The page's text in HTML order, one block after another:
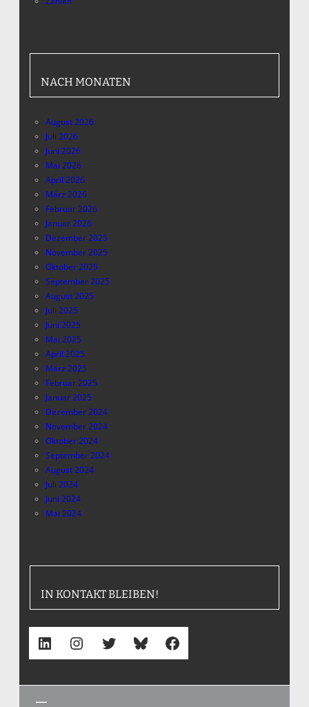
NACH MONATEN
August 2026
Juli 2026
Juni 2026
Mai 2026
April 2026
März 2026
Februar 2026
Januar 2026
Dezember 2025
November 2025
Oktober 2025
September 2025
August 2025
Juli 2025
Juni 2025
Mai 2025
April 2025
März 2025
Februar 2025
Januar 2025
Dezember 2024
November 2024
Oktober 2024
September 2024
August 2024
Juli 2024
Juni 2024
Mai 2024
IN KONTAKT BLEIBEN!
LinkedIn Instagram Twitter Bluesky Facebook